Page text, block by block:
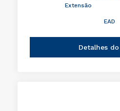
Extensão
EAD
Detalhes